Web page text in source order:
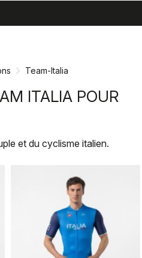
Team-Italia
ITALIA POUR
et du cyclisme italien.